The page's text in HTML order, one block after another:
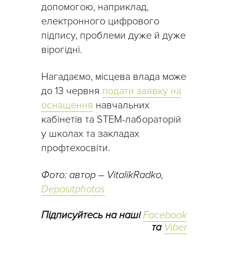
допомогою, наприклад,
електронного цифрового
підпису, проблеми дуже й дуже
вірогідні.
Нагадаємо, місцева влада може
до 13 червня подати заявку на
оснащення навчальних
кабінетів та STEM-лабораторій
у школах та закладах
профтехосвіти.
Фото: автор – VitalikRadko,
Depositphotos
Підписуйтесь на нашіFacebook
та Viber